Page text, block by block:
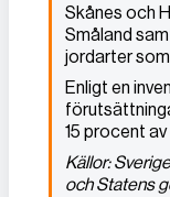
Skånes och
Småland
jordarter
Enligt en
15 procent
Källor:
och Statens